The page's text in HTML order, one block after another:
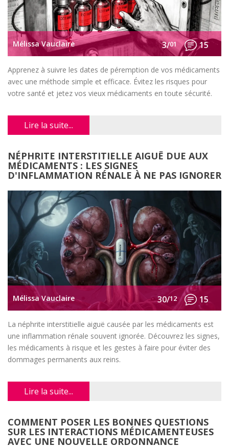
Mélissa Vauclaire 3/01 15
Apprenez à suivre les dates de péremption de vos médicaments
avec une méthode simple et efficace. Évitez les risques pour
votre santé et jetez vos vieux médicaments en toute sécurité.
Lire la suite...
NÉPHRITE INTERSTITIELLE AIGUË DUE AUX
MÉDICAMENTS : LES SIGNES
D'INFLAMMATION RÉNALE À NE PAS IGNORER
Mélissa Vauclaire 30/12 15
La néphrite interstitielle aiguë causée par les médicaments est
une inflammation rénale souvent ignorée. Découvrez les signes,
les médicaments à risque et les gestes à faire pour éviter des
dommages permanents aux reins.
Lire la suite...
COMMENT POSER LES BONNES QUESTIONS
SUR LES INTERACTIONS MÉDICAMENTEUSES
AVEC UNE NOUVELLE ORDONNANCE